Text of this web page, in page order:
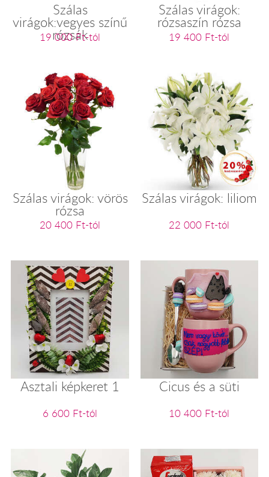
Szálas
virágok:vegyes színű
rózsák
19 000 Ft-tól
Szálas virágok:
rózsaszín rózsa
19 400 Ft-tól
Szálas virágok: vörös
rózsa
20 400 Ft-tól
Szálas virágok: liliom
22 000 Ft-tól
Asztali képkeret 1
6 600 Ft-tól
Cicus és a süti
10 400 Ft-tól